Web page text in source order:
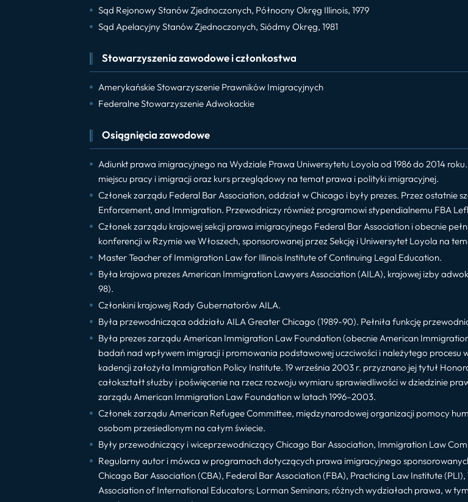
Sąd Rejonowy Stanów Zjednoczonych, Północny Okręg Illinois, 1979
Sąd Apelacyjny Stanów Zjednoczonych, Siódmy Okręg, 1981
Stowarzyszenia zawodowe i członkostwa
Amerykańskie Stowarzyszenie Prawników Imigracyjnych
Federalne Stowarzyszenie Adwokackie
Osiągnięcia zawodowe
Adiunkt prawa imigracyjnego na Wydziale Prawa Uniwersytetu Loyola od 1986 do 2014
miejscu pracy i imigracji oraz kurs przeglądowy na temat prawa i polityki imigracyjnej.
Członek zarządu Federal Bar Association, oddział w Chicago i były prezes. Przez ostatnie
Enforcement, and Immigration. Przewodniczy również programowi stypendialnemu FBA
Członek zarządu krajowej sekcji prawa imigracyjnego Federal Bar Association i obecnie
konferencji w Rzymie we Włoszech, sponsorowanej przez Sekcję i Uniwersytet Loyola na
Master Teacher of Immigration Law for Illinois Institute of Continuing Legal Education.
Była krajowa prezes American Immigration Lawyers Association (AILA), krajowej izby
98).
Członkini krajowej Rady Gubernatorów AILA.
Była przewodnicząca oddziału AILA Greater Chicago (1989-90). Pełniła funkcję
Była prezes zarządu American Immigration Law Foundation (obecnie American
badań nad wpływem imigracji i promowania podstawowej uczciwości i należytego procesu
kadencji założyła Immigration Policy Institute. 19 września 2003 r. przyznano jej tytuł
całokształt służby i poświęcenie na rzecz rozwoju wymiaru sprawiedliwości w dziedzinie
zarządu American Immigration Law Foundation w latach 1996–2003.
Członek zarządu American Refugee Committee, międzynarodowej organizacji pomocy
osobom przesiedlonym na całym świecie.
Były przewodniczący i wiceprzewodniczący Chicago Bar Association, Immigration Law
Regularny autor i mówca w programach dotyczących prawa imigracyjnego
Chicago Bar Association (CBA), Federal Bar Association (FBA), Practicing Law Institute
Association of International Educators; Lorman Seminars; różnych wydziałach prawa, w